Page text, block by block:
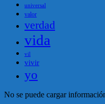
universal
valor
verdad
vida
vil
vivir
yo
No se puede cargar